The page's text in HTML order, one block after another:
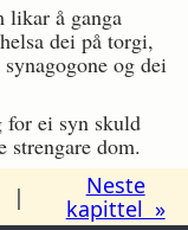
å ganga
dei på torgi,
og dei
for ei syn skuld
strengare dom.
|
Neste
kapittel »